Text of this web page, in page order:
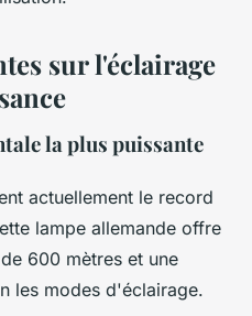
sur l'éclairage
la plus puissante
actuellement le record
lampe allemande offre
600 mètres et une
les modes d'éclairage.